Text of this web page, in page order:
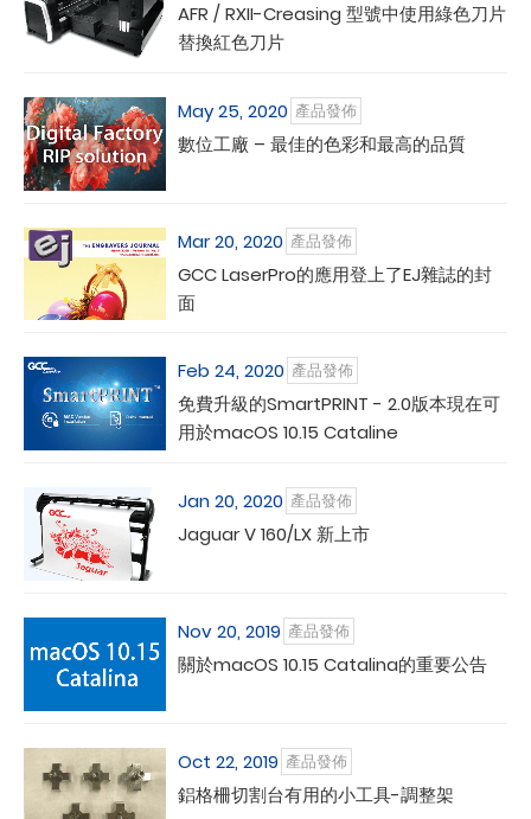
AFR / RXII-Creasing 型號中使用綠色刀片
替換紅色刀片
May 25, 2020 產品發佈
數位工廠 – 最佳的色彩和最高的品質
Mar 20, 2020 產品發佈
GCC LaserPro的應用登上了EJ雜誌的封
面
Feb 24, 2020 產品發佈
免費升級的SmartPRINT - 2.0版本現在可
用於macOS 10.15 Cataline
Jan 20, 2020 產品發佈
Jaguar V 160/LX 新上市
Nov 20, 2019 產品發佈
關於macOS 10.15 Catalina的重要公告
Oct 22, 2019 產品發佈
鋁格柵切割台有用的小工具-調整架